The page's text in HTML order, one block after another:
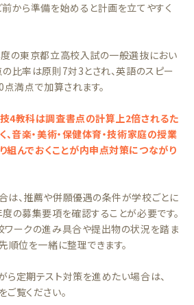
から準備を始めると計画を立てやすく
の東京都立高校入試の一般選抜におい
比率は原則7対3とされ、英語のスピー
満点で加算されます。
4教科は調査書点の計算上2倍されるた
、音楽・美術・保健体育・技術家庭の授業
組んでおくことが内申点対策につながり
は、推薦や併願優遇の条件が学校ごとに
の募集要項を確認することが必要です。
ワークの進み具合や提出物の状況を踏ま
順位を一緒に整理できます。
定期テスト対策を進めたい場合は、
をご覧ください。